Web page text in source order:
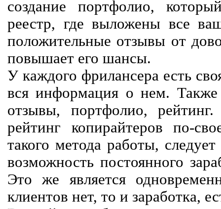
создание портфолио,
реестр, где выложены все
положительные отзывы от
повышает его шансы.
У каждого фрилансера есть
вся информация о нем. Также
отзывы, портфолио,
рейтинг копирайтеров по-
такого метода работы,
возможность постоянного
Это же является
клиентов нет, то и заработка,